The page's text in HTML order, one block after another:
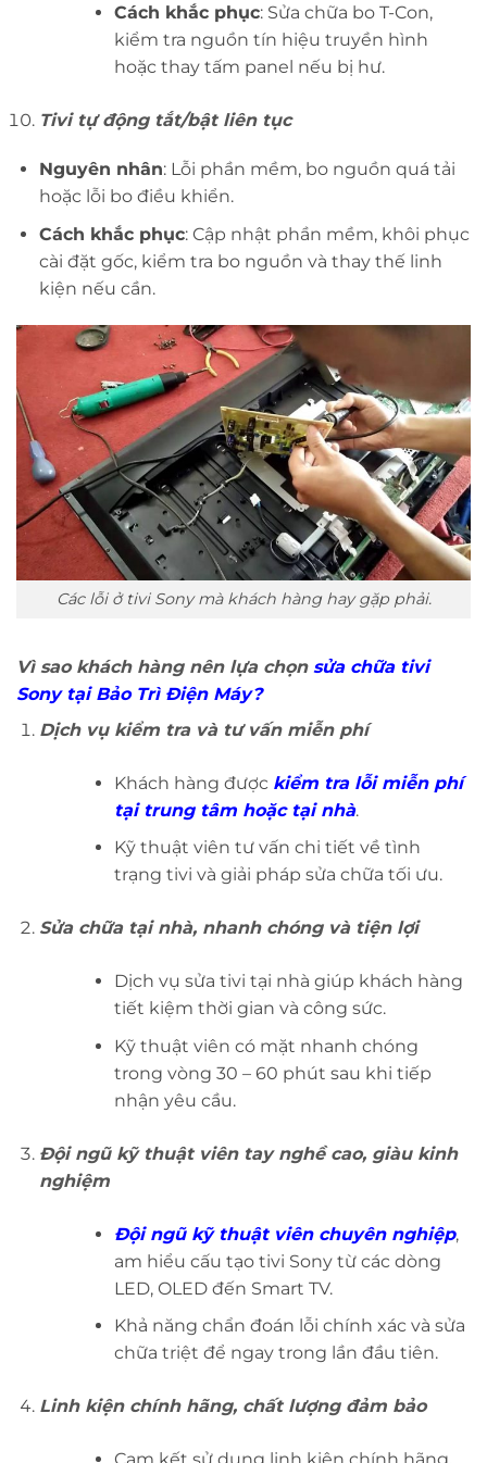
Cách khắc phục: Sửa chữa bo T-Con,
kiểm tra nguồn tín hiệu truyền hình
hoặc thay tấm panel nếu bị hư.
Tivi tự động tắt/bật liên tục
Nguyên nhân: Lỗi phần mềm, bo nguồn quá tải
hoặc lỗi bo điều khiển.
Cách khắc phục: Cập nhật phần mềm, khôi phục
cài đặt gốc, kiểm tra bo nguồn và thay thế linh
kiện nếu cần.
Các lỗi ở tivi Sony mà khách hàng hay gặp phải.
Vì sao khách hàng nên lựa chọn sửa chữa tivi
Sony tại Bảo Trì Điện Máy?
Dịch vụ kiểm tra và tư vấn miễn phí
Khách hàng được kiểm tra lỗi miễn phí
tại trung tâm hoặc tại nhà.
Kỹ thuật viên tư vấn chi tiết về tình
trạng tivi và giải pháp sửa chữa tối ưu.
Sửa chữa tại nhà, nhanh chóng và tiện lợi
Dịch vụ sửa tivi tại nhà giúp khách hàng
tiết kiệm thời gian và công sức.
Kỹ thuật viên có mặt nhanh chóng
trong vòng 30 – 60 phút sau khi tiếp
nhận yêu cầu.
Đội ngũ kỹ thuật viên tay nghề cao, giàu kinh
nghiệm
Đội ngũ kỹ thuật viên chuyên nghiệp,
am hiểu cấu tạo tivi Sony từ các dòng
LED, OLED đến Smart TV.
Khả năng chẩn đoán lỗi chính xác và sửa
chữa triệt để ngay trong lần đầu tiên.
Linh kiện chính hãng, chất lượng đảm bảo